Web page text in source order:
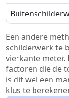
Een andere
schilderwerk te
vierkante meter.
factoren die de
is dit wel een
klus te